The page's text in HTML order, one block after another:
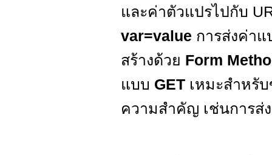
และค่าตัวแปรไปกับ
var=value การส่งค่าแ
สร้างด้วย Form
แบบ GET เหมะสำหรั
ความสำคัญ เช่นการส่